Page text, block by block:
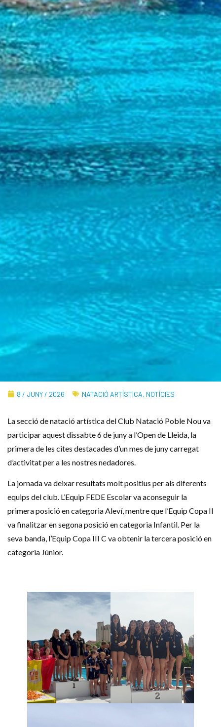
8 / JUNY / 2026 NATACIÓ ARTÍSTICA, NOTÍCIES
La secció de natació artística del Club Natació Poble Nou va
participar aquest dissabte 6 de juny a l’Open de Lleida, la
primera de les cites destacades d’un mes de juny carregat
d’activitat per a les nostres nedadores.
La jornada va deixar resultats molt positius per als diferents
equips del club. L’Equip FEDE Escolar va aconseguir la
primera posició en categoria Aleví, mentre que l’Equip Copa II
va finalitzar en segona posició en categoria Infantil. Per la
seva banda, l’Equip Copa III C va obtenir la tercera posició en
categoria Júnior.